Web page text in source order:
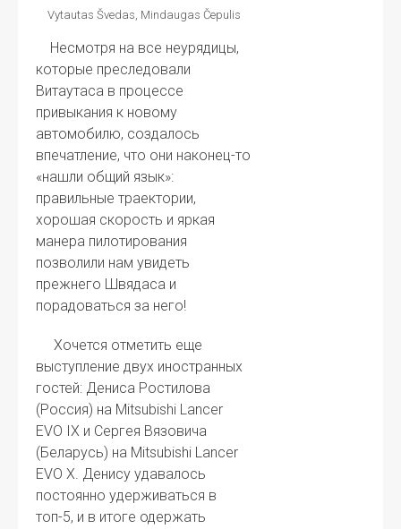
Vytautas Švedas, Mindaugas Čepulis
Несмотря на все неурядицы,
которые преследовали
Витаутаса в процессе
привыкания к новому
автомобилю, создалось
впечатление, что они наконец-то
«нашли общий язык»:
правильные траектории,
хорошая скорость и яркая
манера пилотирования
позволили нам увидеть
прежнего Швядаса и
порадоваться за него!
Хочется отметить еще
выступление двух иностранных
гостей: Дениса Ростилова
(Россия) на Mitsubishi Lancer
EVO IX и Сергея Вязовича
(Беларусь) на Mitsubishi Lancer
EVO X. Денису удавалось
постоянно удерживаться в
топ-5, и в итоге одержать